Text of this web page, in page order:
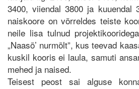
3400, viiendal 3800 ja kuuendal
naiskoore on võrreldes teiste
neile lisa tulnud
„Naasõ’ nurmõlt”, kus teevad
kuskil kooris ei laula, samuti
mehed ja naised.
Teisest peost sai alguse